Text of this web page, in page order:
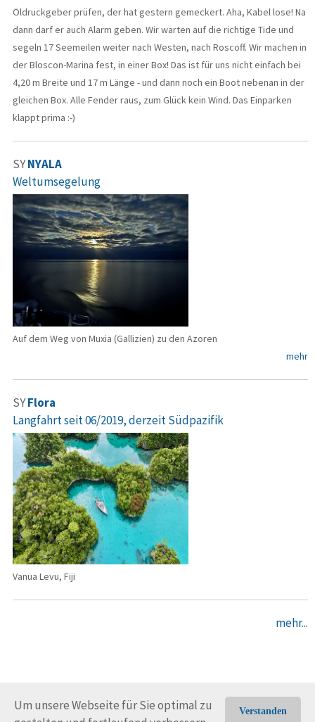
Verstanden
Um unsere Webseite für Sie optimal zu
Öldruckgeber prüfen, der hat gestern gemeckert. Aha, Kabel lose! Na
dann darf er auch Alarm geben. Wir warten auf die richtige Tide und
segeln 17 Seemeilen weiter nach Westen, nach Roscoff. Wir machen in
der Bloscon-Marina fest, in einer Box! Das ist für uns nicht einfach bei
4,20 m Breite und 17 m Länge - und dann noch ein Boot nebenan in der
gleichen Box. Alle Fender raus, zum Glück kein Wind. Das Einparken
klappt prima :-)
SYNYALA
Weltumsegelung
Auf dem Weg von Muxia (Gallizien) zu den Azoren
mehr
SYFlora
Langfahrt seit 06/2019, derzeit Südpazifik
Vanua Levu, Fiji
mehr...